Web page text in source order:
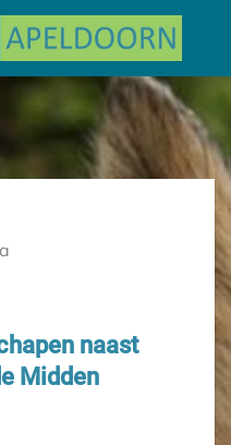
naast
Midden